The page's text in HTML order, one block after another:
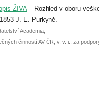
přednášky nebo
už 30. června.
ŽIVA– Rozhled v oboru
J. E. Purkyně.
Academia,
činností AV ČR, v. v. i., za